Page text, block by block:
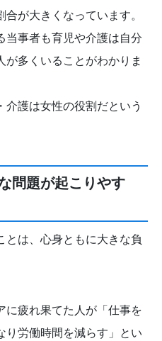
が大きくなっています。
当事者も育児や介護は自分
多くいることがわかりま
護は女性の役割だという
問題が起こりやす
とは、心身ともに大きな負
に疲れ果てた人が「仕事を
り労働時間を減らす」とい